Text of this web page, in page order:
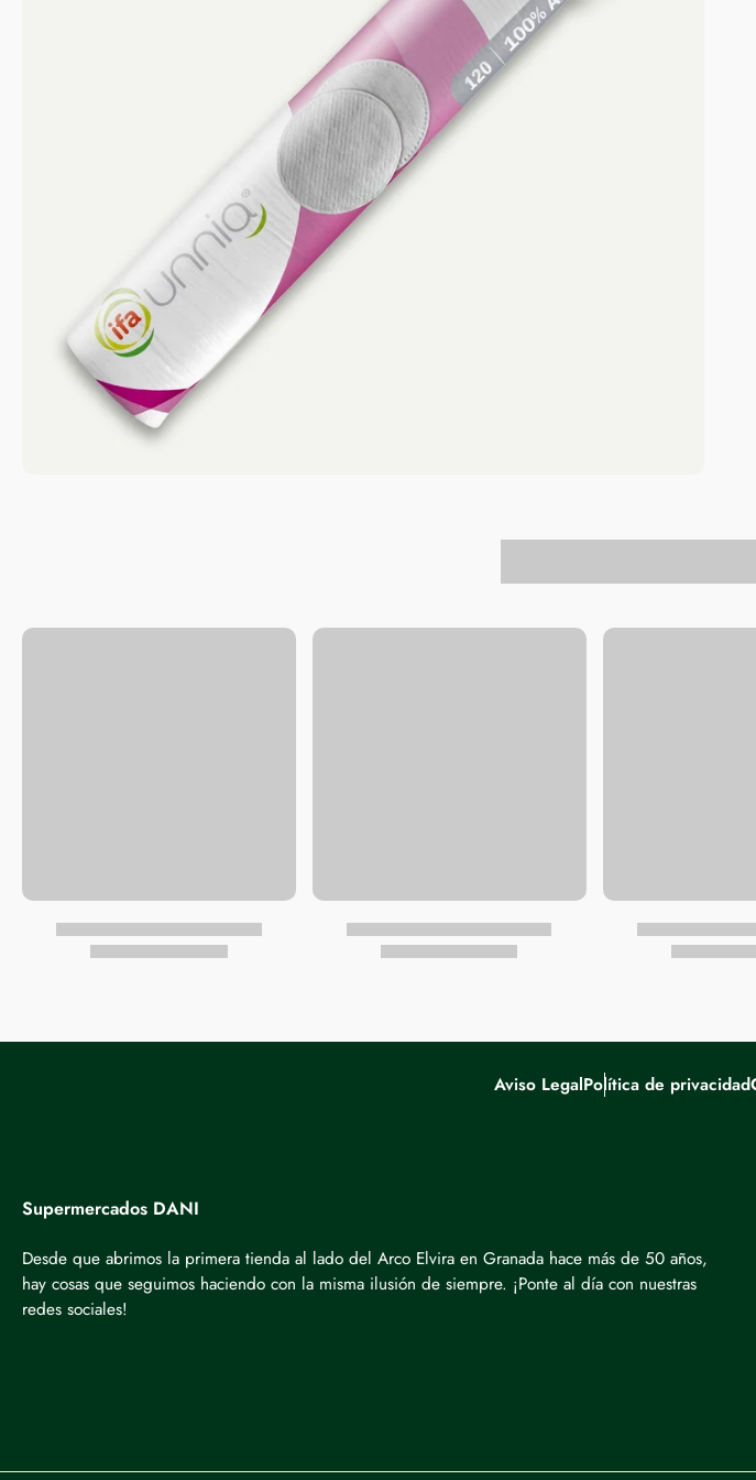
Aviso LegalPolítica de privacidad
Supermercados DANI
Desde que abrimos la primera tienda al lado del Arco Elvira en Granada hace más de 50 años,
hay cosas que seguimos haciendo con la misma ilusión de siempre. ¡Ponte al día con nuestras
redes sociales!